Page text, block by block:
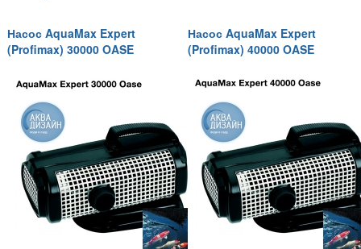
Насос AquaMax Expert
(Profimax) 30000 OASE
Насос AquaMax Expert
(Profimax) 40000 OASE